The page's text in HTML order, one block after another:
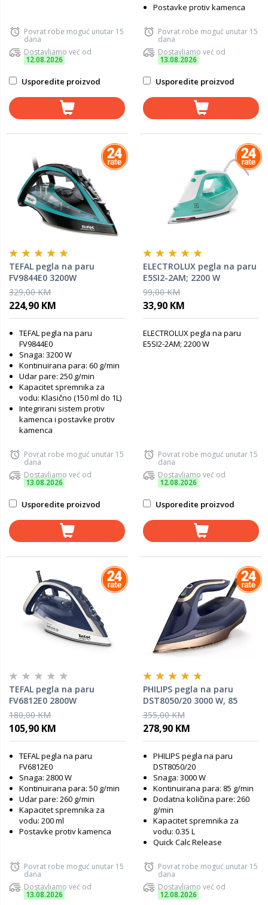
Povrat robe moguć unutar 15
dana
Dostavljamo već od
12.08.2026
Usporedite proizvod
Postavke protiv kamenca
Povrat robe moguć unutar 15
dana
Dostavljamo već od
13.08.2026
Usporedite proizvod
TEFAL pegla na paru
FV9844E0 3200W
329,00 KM
224,90 KM
TEFAL pegla na paru
FV9844E0
Snaga: 3200 W
Kontinuirana para: 60 g/min
Udar pare: 250 g/min
Kapacitet spremnika za
vodu: Klasično (150 ml do 1L)
Integrirani sistem protiv
kamenca i postavke protiv
kamenca
Povrat robe moguć unutar 15
dana
Dostavljamo već od
13.08.2026
Usporedite proizvod
ELECTROLUX pegla na paru
E5SI2-2AM; 2200 W
99,00 KM
33,90 KM
ELECTROLUX pegla na paru
E5SI2-2AM; 2200 W
Povrat robe moguć unutar 15
dana
Dostavljamo već od
12.08.2026
Usporedite proizvod
TEFAL pegla na paru
FV6812E0 2800W
180,00 KM
105,90 KM
TEFAL pegla na paru
FV6812E0
Snaga: 2800 W
Kontinuirana para: 50 g/min
Udar pare: 260 g/min
Kapacitet spremnika za
vodu: 200 ml
Postavke protiv kamenca
Povrat robe moguć unutar 15
dana
Dostavljamo već od
13.08.2026
PHILIPS pegla na paru
DST8050/20 3000 W, 85
g/min
355,00 KM
278,90 KM
PHILIPS pegla na paru
DST8050/20
Snaga: 3000 W
Kontinuirana para: 85 g/min
Dodatna količina pare: 260
g/min
Kapacitet spremnika za
vodu: 0.35 L
Quick Calc Release
Povrat robe moguć unutar 15
dana
Dostavljamo već od
12.08.2026